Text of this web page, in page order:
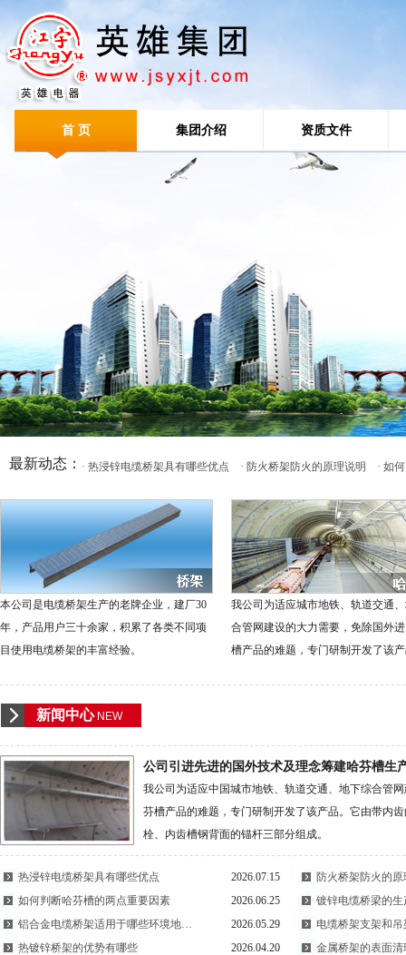
首 页 集团介绍 资质文件
最新动态： · 热浸锌电缆桥架具有哪些优点 · 防火桥架防火的原理说明 · 如
本公司是电缆桥架生产的老牌企业，建厂30
年，产品用户三十余家，积累了各类不同项
目使用电缆桥架的丰富经验。
我公司为适应城市地铁、轨道交通
合管网建设的大力需要，免除国外
槽产品的难题，专门研制开发了该
新闻中心NEW
公司引进先进的国外技术及理念筹建哈芬槽生
我公司为适应中国城市地铁、轨道交通、地下综合管
芬槽产品的难题，专门研制开发了该产品。它由带内
栓、内齿槽钢背面的锚杆三部分组成。
热浸锌电缆桥架具有哪些优点 2026.07.15
防火桥架防火的
如何判断哈芬槽的两点重要因素
2026.06.25
镀锌电缆桥梁的生
铝合金电缆桥架适用于哪些环境地…
2026.05.29
电缆桥架支架和
热镀锌桥架的优势有哪些
2026.04.20
金属桥架的表面清